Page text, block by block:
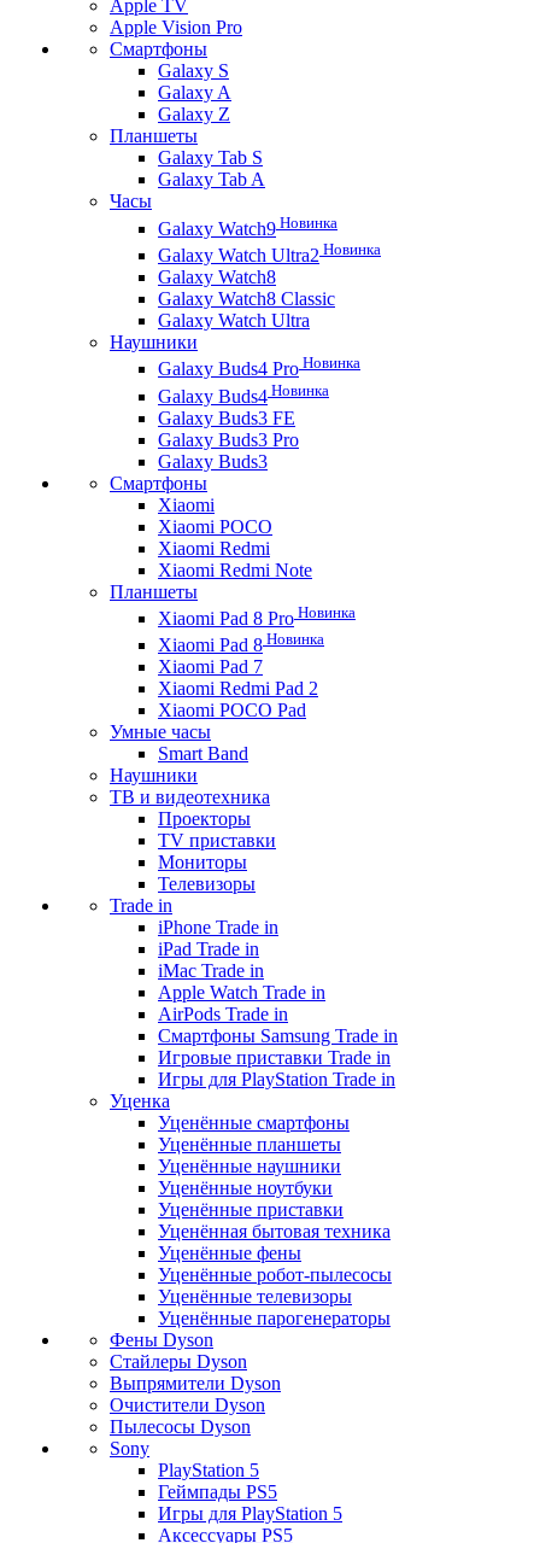
Apple TV
Apple Vision Pro
Смартфоны
Galaxy S
Galaxy A
Galaxy Z
Планшеты
Galaxy Tab S
Galaxy Tab A
Часы
Galaxy Watch9 Новинка
Galaxy Watch Ultra2 Новинка
Galaxy Watch8
Galaxy Watch8 Classic
Galaxy Watch Ultra
Наушники
Galaxy Buds4 Pro Новинка
Galaxy Buds4 Новинка
Galaxy Buds3 FE
Galaxy Buds3 Pro
Galaxy Buds3
Смартфоны
Xiaomi
Xiaomi POCO
Xiaomi Redmi
Xiaomi Redmi Note
Планшеты
Xiaomi Pad 8 Pro Новинка
Xiaomi Pad 8 Новинка
Xiaomi Pad 7
Xiaomi Redmi Pad 2
Xiaomi POCO Pad
Умные часы
Smart Band
Наушники
ТВ и видеотехника
Проекторы
TV приставки
Мониторы
Телевизоры
Trade in
iPhone Trade in
iPad Trade in
iMac Trade in
Apple Watch Trade in
AirPods Trade in
Смартфоны Samsung Trade in
Игровые приставки Trade in
Игры для PlayStation Trade in
Уценка
Уценённые смартфоны
Уценённые планшеты
Уценённые наушники
Уценённые ноутбуки
Уценённые приставки
Уценённая бытовая техника
Уценённые фены
Уценённые робот-пылесосы
Уценённые телевизоры
Уценённые парогенераторы
Фены Dyson
Стайлеры Dyson
Выпрямители Dyson
Очистители Dyson
Пылесосы Dyson
Sony
PlayStation 5
Геймпады PS5
Игры для PlayStation 5
Аксессуары PS5